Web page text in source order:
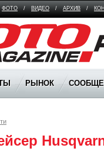
ФОТО / ВИДЕО / АРХИВ /
РЫНОК